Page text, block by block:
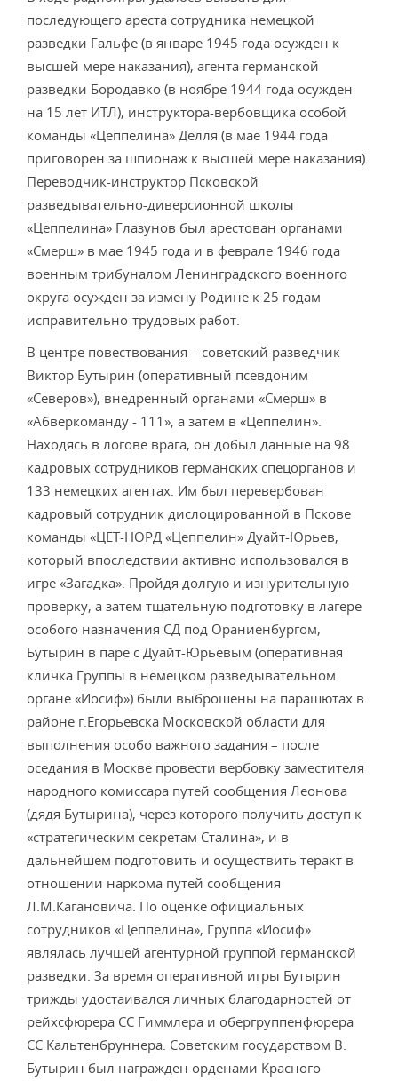
последующего ареста сотрудника немецкой
разведки Гальфе (в январе 1945 года осужден к
высшей мере наказания), агента германской
разведки Бородавко (в ноябре 1944 года осужден
на 15 лет ИТЛ), инструктора-вербовщика особой
команды «Цеппелина» Делля (в мае 1944 года
приговорен за шпионаж к высшей мере наказания).
Переводчик-инструктор Псковской
разведывательно-диверсионной школы
«Цеппелина» Глазунов был арестован органами
«Смерш» в мае 1945 года и в феврале 1946 года
военным трибуналом Ленинградского военного
округа осужден за измену Родине к 25 годам
исправительно-трудовых работ.
В центре повествования – советский разведчик
Виктор Бутырин (оперативный псевдоним
«Северов»), внедренный органами «Смерш» в
«Абверкоманду - 111», а затем в «Цеппелин».
Находясь в логове врага, он добыл данные на 98
кадровых сотрудников германских спецорганов и
133 немецких агентах. Им был перевербован
кадровый сотрудник дислоцированной в Пскове
команды «ЦЕТ-НОРД «Цеппелин» Дуайт-Юрьев,
который впоследствии активно использовался в
игре «Загадка». Пройдя долгую и изнурительную
проверку, а затем тщательную подготовку в лагере
особого назначения СД под Ораниенбургом,
Бутырин в паре с Дуайт-Юрьевым (оперативная
кличка Группы в немецком разведывательном
органе «Иосиф») были выброшены на парашютах в
районе г.Егорьевска Московской области для
выполнения особо важного задания – после
оседания в Москве провести вербовку заместителя
народного комиссара путей сообщения Леонова
(дядя Бутырина), через которого получить доступ к
«стратегическим секретам Сталина», и в
дальнейшем подготовить и осуществить теракт в
отношении наркома путей сообщения
Л.М.Кагановича. По оценке официальных
сотрудников «Цеппелина», Группа «Иосиф»
являлась лучшей агентурной группой германской
разведки. За время оперативной игры Бутырин
трижды удостаивался личных благодарностей от
рейхсфюрера СС Гиммлера и обергруппенфюрера
СС Кальтенбруннера. Советским государством В.
Бутырин был награжден орденами Красного